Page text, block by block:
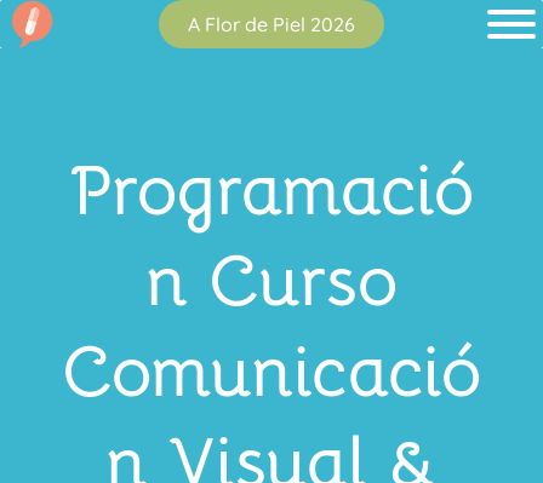
A Flor de Piel 2026
Programació
n Curso
Comunicació
n Visual &